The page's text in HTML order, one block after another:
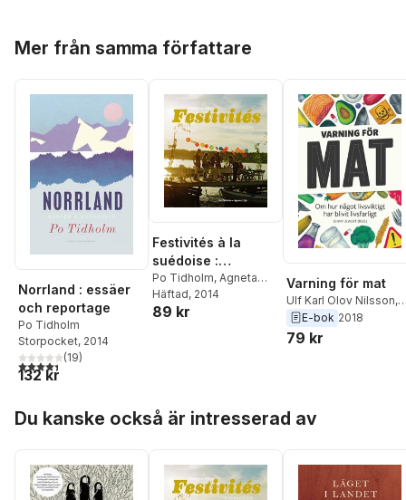
Mer från samma författare
Norrland : essäer
och reportage
Po Tidholm
Storpocket, 2014
4,4utav 5 stjärnor. Totalt antal röster:
(19)
132 kr
Festivités à la
suédoise :
traditions et fêtes
Po Tidholm, Agneta
Lilja
Häftad, 2014
89 kr
Varning för mat
Ulf Karl Olov Nilsson,
Ebbe Schön,Daniel
Rydén,
Pelle Pelters
Engman,Katrine
Emma Frans,Jenny
E-bok 2018
79 kr
Du kanske också är intresserad av